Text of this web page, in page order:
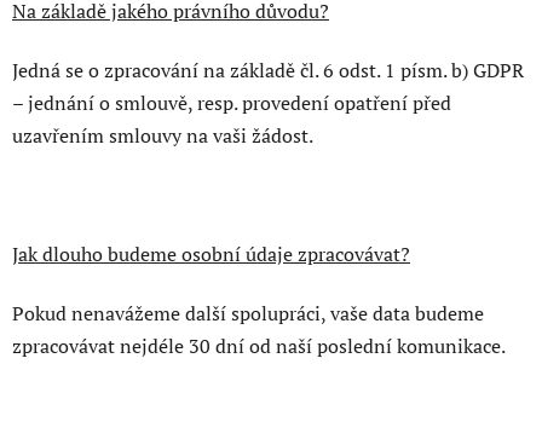
Na základě jakého právního důvodu?
Jedná se o zpracování na základě čl. 6 odst. 1 písm. b) GDPR
– jednání o smlouvě, resp. provedení opatření před
uzavřením smlouvy na vaši žádost.
Jak dlouho budeme osobní údaje zpracovávat?
Pokud nenavážeme další spolupráci, vaše data budeme
zpracovávat nejdéle 30 dní od naší poslední komunikace.